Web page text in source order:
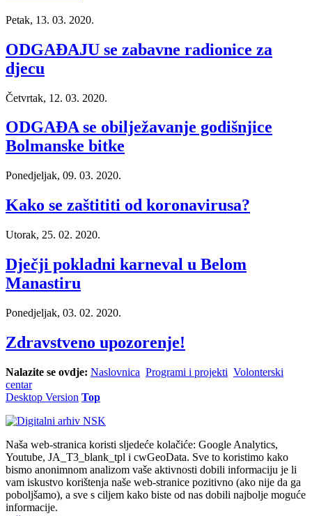
Petak, 13. 03. 2020.
ODGAĐAJU se zabavne radionice za
djecu
Četvrtak, 12. 03. 2020.
ODGAĐA se obilježavanje godišnjice
Bolmanske bitke
Ponedjeljak, 09. 03. 2020.
Kako se zaštititi od koronavirusa?
Utorak, 25. 02. 2020.
Dječji pokladni karneval u Belom
Manastiru
Ponedjeljak, 03. 02. 2020.
Zdravstveno upozorenje!
Nalazite se ovdje: Naslovnica Programi i projekti Volonterski
centar
Desktop Version Top
Naša web-stranica koristi sljedeće kolačiće: Google Analytics,
Youtube, JA_T3_blank_tpl i cwGeoData. Sve to koristimo kako
bismo anonimnom analizom vaše aktivnosti dobili informaciju je li
vam iskustvo korištenja naše web-stranice pozitivno (ako nije da ga
poboljšamo), a sve s ciljem kako biste od nas dobili najbolje moguće
informacije.